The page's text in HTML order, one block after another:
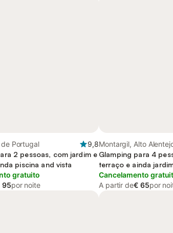
Portugal
9,8
2 pessoas, com jardim e
piscina and vista
gratuito
95por noite
Montargil, Alto
Glamping para 4
terraço e ainda
estimação
Cancelamento
A partir de€ 65por